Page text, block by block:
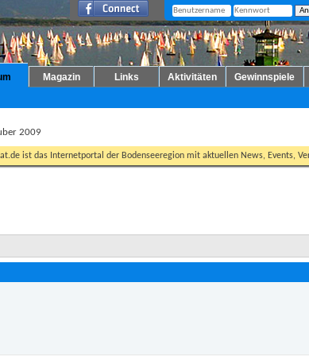
Magazin Links Aktivitäten Gewinnspiele
2009
ist das Internetportal der Bodenseeregion mit aktuellen News, Events,